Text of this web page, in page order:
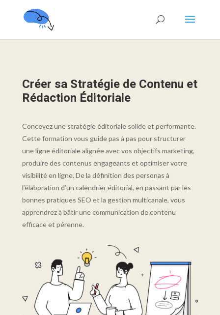
Créer sa Stratégie de Contenu et
Rédaction Éditoriale
Concevez une stratégie éditoriale solide et performante.
Cette formation vous guide pas à pas pour structurer
une ligne éditoriale alignée avec vos objectifs marketing,
produire des contenus engageants et optimiser votre
visibilité en ligne. De la définition des personas à
l’élaboration d’un calendrier éditorial, en passant par les
bonnes pratiques SEO et la gestion multicanale, vous
apprendrez à bâtir une communication de contenu
efficace et pérenne.